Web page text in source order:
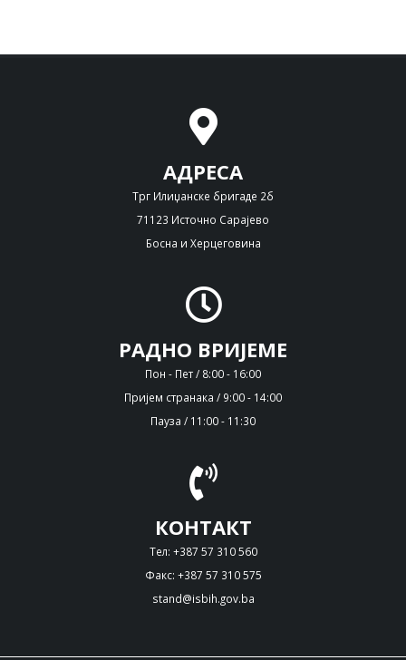
АДРЕСА
Трг Илиџанске бригаде 2б
71123 Источно Сарајево
Босна и Херцеговина
РАДНО ВРИЈЕМЕ
Пон - Пет / 8:00 - 16:00
Пријем странака / 9:00 - 14:00
Пауза / 11:00 - 11:30
КОНТАКТ
Тел: +387 57 310 560
Факс: +387 57 310 575
stand@isbih.gov.ba